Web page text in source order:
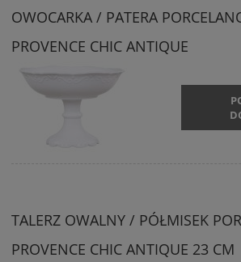
OWOCARKA / PATERA
PROVENCE CHIC ANTIQUE
TALERZ OWALNY / PÓŁMISEK
PROVENCE CHIC ANTIQUE 23 CM